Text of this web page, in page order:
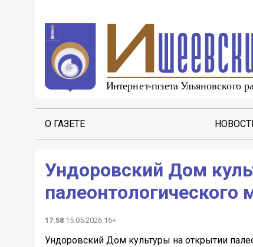
О ГАЗЕТЕ
Ундоровский Дом
палеонтологического
17:58 15.05.2026 16+
Ундоровский Дом культуры на открытии